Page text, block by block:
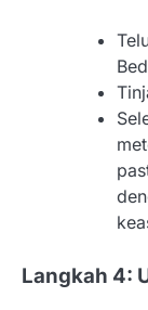
Langkah 4: